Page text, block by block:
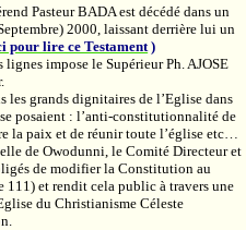
Pasteur BADA est décédé dans un
2000, laissant derrière lui un
pour lire ce Testament)
lignes impose le SupérieurPh. AJOSE
les grands dignitaires de l’Eglise dans
posaient : l’anti-constitutionnalité de
la paix et de réunir toute l’égliseetc…
deOwodunni, le Comité Directeur et
de modifierla Constitution au
111) et rendit cela public à travers une
du Christianisme Céleste